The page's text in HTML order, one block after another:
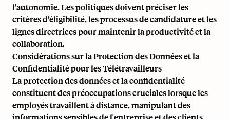
l'autonomie. Les politiques doivent préciser les
critères d’éligibilité, les processus de candidature et les
lignes directrices pour maintenir la productivité et la
collaboration.
Considérations sur la Protection des Données et la
Confidentialité pour les Télétravailleurs
La protection des données et la confidentialité
constituent des préoccupations cruciales lorsque les
employés travaillent à distance, manipulant des